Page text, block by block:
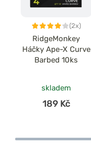
(2x)
RidgeMonkey
Háčky Ape-X Curve
Barbed 10ks
skladem
189 Kč